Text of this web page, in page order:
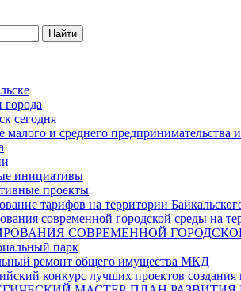
Найти
города
сегодня
малого и среднего предпринимательства
инициативы
проекты
тарифов на территории
современной городской среды на
СОВРЕМЕННОЙ
парк
ремонт общего имущества МКД
конкурс лучших проектов